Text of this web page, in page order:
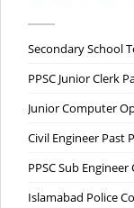
Secondary School
PPSC Junior Clerk
Junior Computer
Civil Engineer Past
PPSC Sub
Islamabad Police